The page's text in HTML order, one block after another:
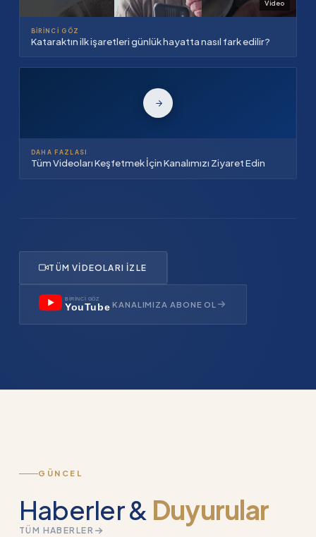
Video
BIRINCI GÖZ
Kataraktın ilk işaretleri günlük hayatta nasıl fark edilir?
DAHA FAZLASI
Tüm Videoları Keşfetmek İçin Kanalımızı Ziyaret Edin
TÜM VIDEOLARI İZLE
BİRİNCİ GÖZ
YouTube KANALIMIZA ABONE OL
GÜNCEL
Haberler & Duyurular
TÜM HABERLER